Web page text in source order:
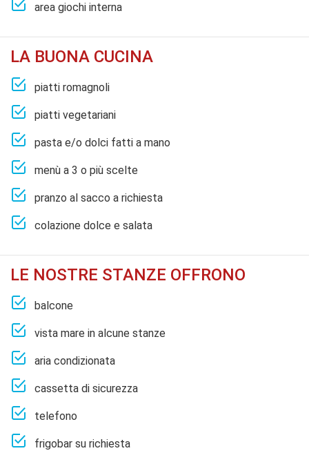
area giochi interna
LA BUONA CUCINA
piatti romagnoli
piatti vegetariani
pasta e/o dolci fatti a mano
menù a 3 o più scelte
pranzo al sacco a richiesta
colazione dolce e salata
LE NOSTRE STANZE OFFRONO
balcone
vista mare in alcune stanze
aria condizionata
cassetta di sicurezza
telefono
frigobar su richiesta